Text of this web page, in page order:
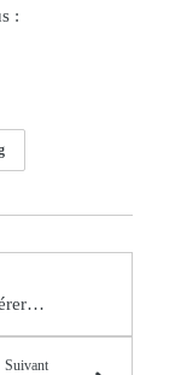
:
Croyances limitantes : s'en libérer pour accéder au bonheur
Suivant